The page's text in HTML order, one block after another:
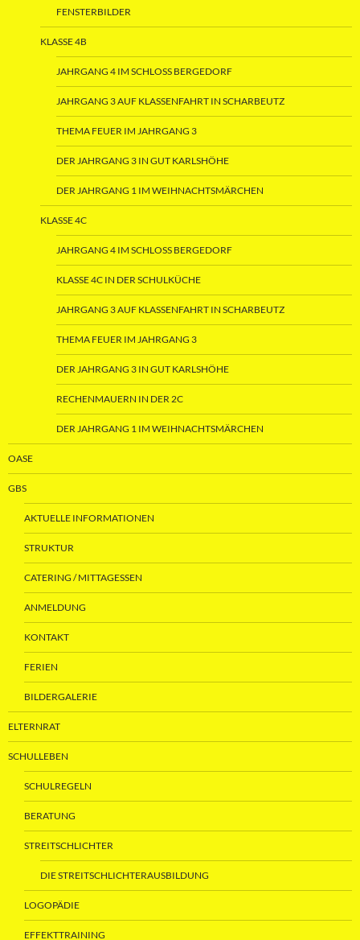
FENSTERBILDER
KLASSE 4B
JAHRGANG 4 IM SCHLOSS BERGEDORF
JAHRGANG 3 AUF KLASSENFAHRT IN SCHARBEUTZ
THEMA FEUER IM JAHRGANG 3
DER JAHRGANG 3 IN GUT KARLSHÖHE
DER JAHRGANG 1 IM WEIHNACHTSMÄRCHEN
KLASSE 4C
JAHRGANG 4 IM SCHLOSS BERGEDORF
KLASSE 4C IN DER SCHULKÜCHE
JAHRGANG 3 AUF KLASSENFAHRT IN SCHARBEUTZ
THEMA FEUER IM JAHRGANG 3
DER JAHRGANG 3 IN GUT KARLSHÖHE
RECHENMAUERN IN DER 2C
DER JAHRGANG 1 IM WEIHNACHTSMÄRCHEN
OASE
GBS
AKTUELLE INFORMATIONEN
STRUKTUR
CATERING / MITTAGESSEN
ANMELDUNG
KONTAKT
FERIEN
BILDERGALERIE
ELTERNRAT
SCHULLEBEN
SCHULREGELN
BERATUNG
STREITSCHLICHTER
DIE STREITSCHLICHTERAUSBILDUNG
LOGOPÄDIE
EFFEKTTRAINING